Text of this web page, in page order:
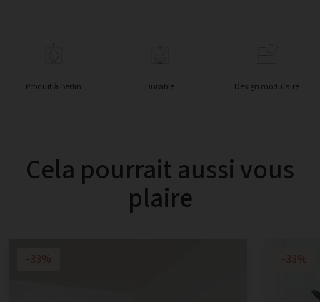
Produit à Berlin Durable Design modulaire
Cela pourrait aussi vous
plaire
-33% -33%